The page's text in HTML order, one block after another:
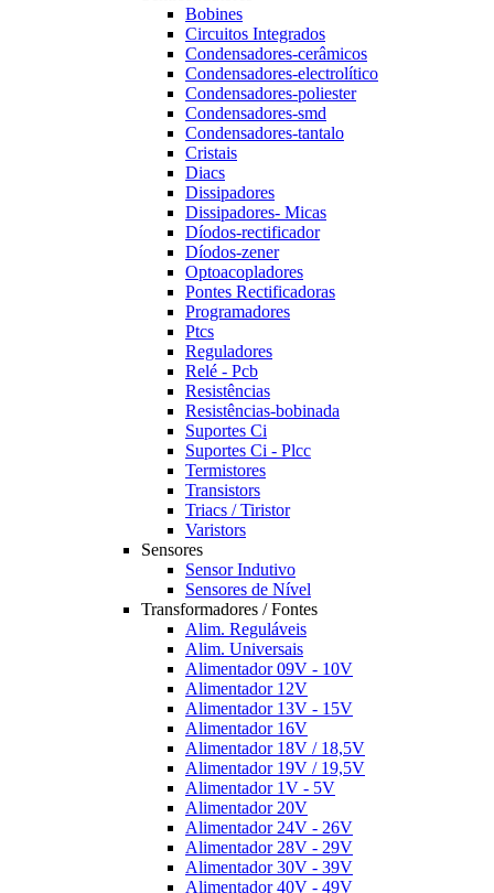
Bobines
Circuitos Integrados
Condensadores-cerâmicos
Condensadores-electrolítico
Condensadores-poliester
Condensadores-smd
Condensadores-tantalo
Cristais
Diacs
Dissipadores
Dissipadores- Micas
Díodos-rectificador
Díodos-zener
Optoacopladores
Pontes Rectificadoras
Programadores
Ptcs
Reguladores
Relé - Pcb
Resistências
Resistências-bobinada
Suportes Ci
Suportes Ci - Plcc
Termistores
Transistors
Triacs / Tiristor
Varistors
Sensores
Sensor Indutivo
Sensores de Nível
Transformadores / Fontes
Alim. Reguláveis
Alim. Universais
Alimentador 09V - 10V
Alimentador 12V
Alimentador 13V - 15V
Alimentador 16V
Alimentador 18V / 18,5V
Alimentador 19V / 19,5V
Alimentador 1V - 5V
Alimentador 20V
Alimentador 24V - 26V
Alimentador 28V - 29V
Alimentador 30V - 39V
Alimentador 40V - 49V